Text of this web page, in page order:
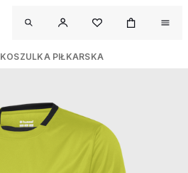
KOSZULKA PIŁKARSKA